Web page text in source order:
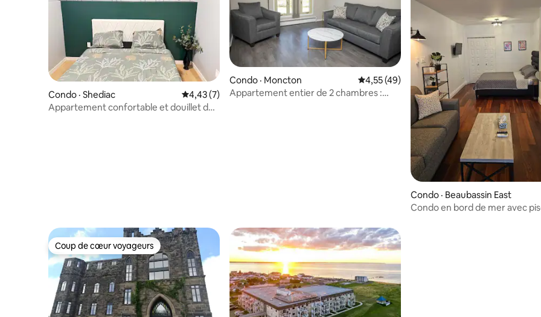
Condo · Shediac Note moyenne de 4,43 sur 5, 7 commentaires
4,43 (7)
Appartement confortable et douillet de
Condo · Moncton Note moyenne de 4,55 sur 5, 49
4,55 (49)
Appartement entier de 2 chambres :
Condo · Beaubassin East
Condo en bord de mer avec
Coup de cœur voyageurs
Coup de cœur voyageurs